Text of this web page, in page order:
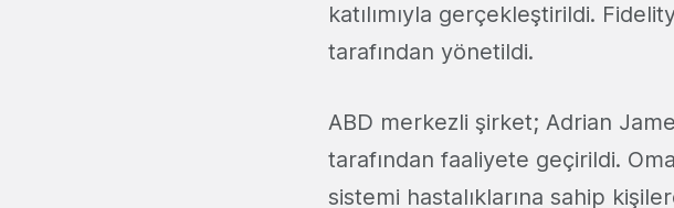
katılımıyla gerçekleştirildi.
tarafından yönetildi.
ABD merkezli şirket; Adrian
tarafından faaliyete geçirildi.
sistemi hastalıklarına sahip